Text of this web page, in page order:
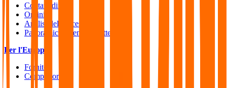
Contatti diretti
Ordini
Analisi del successo
Panoramica aziende iscritte
Per l'Europa
Fornitori
Compratori